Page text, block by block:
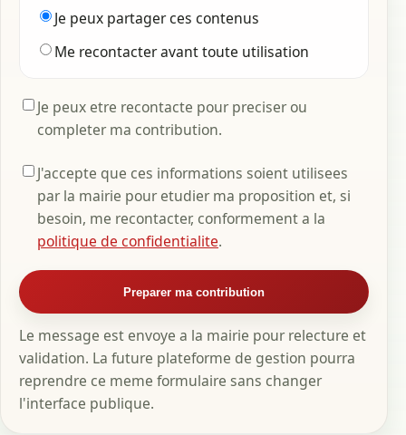
Je peux partager ces contenus
Me recontacter avant toute utilisation
Je peux etre recontacte pour preciser ou
completer ma contribution.
J'accepte que ces informations soient utilisees
par la mairie pour etudier ma proposition et, si
besoin, me recontacter, conformement a la
politique de confidentialite.
Preparer ma contribution
Le message est envoye a la mairie pour relecture et
validation. La future plateforme de gestion pourra
reprendre ce meme formulaire sans changer
l'interface publique.